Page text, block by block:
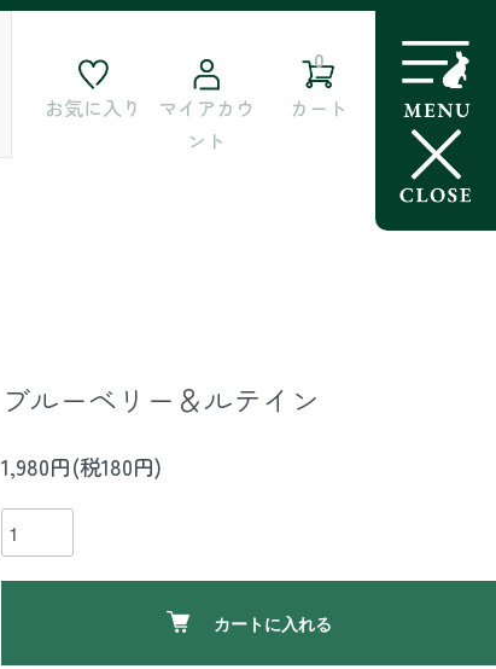
お気に入り
マイアカウ
ント
カート
0
ブルーベリー＆ルテイン
1,980円(税180円)
カートに入れる